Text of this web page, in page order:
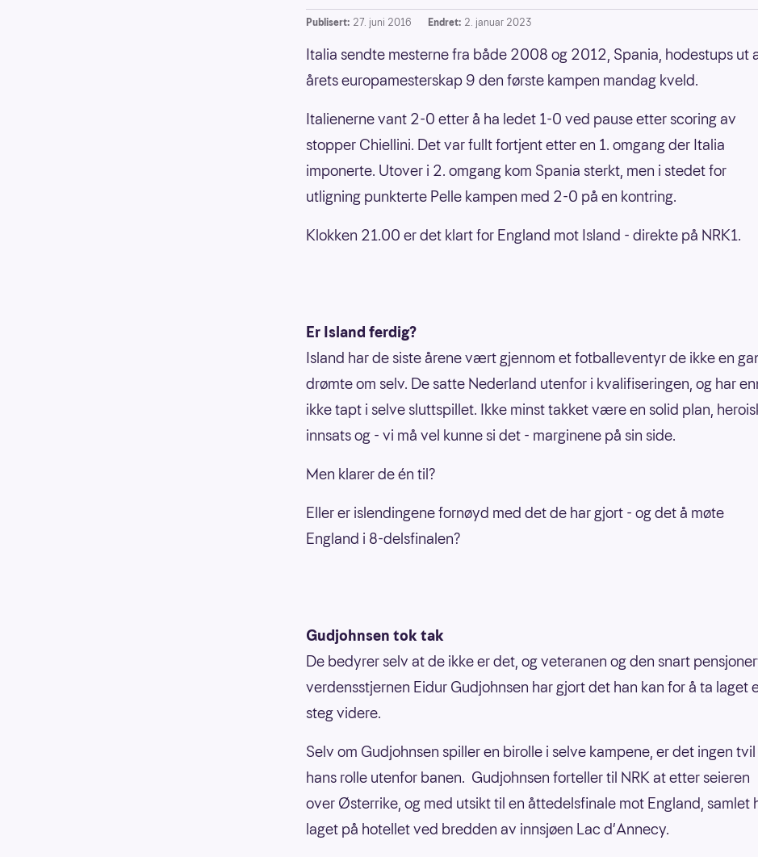
Publisert: 27. juni 2016 Endret: 2. januar 2023
Italia sendte mesterne fra både 2008 og 2012, Spania, hodestups ut
årets europamesterskap 9 den første kampen mandag kveld.
Italienerne vant 2-0 etter å ha ledet 1-0 ved pause etter scoring av
stopper Chiellini. Det var fullt fortjent etter en 1. omgang der Italia
imponerte. Utover i 2. omgang kom Spania sterkt, men i stedet for
utligning punkterte Pelle kampen med 2-0 på en kontring.
Klokken 21.00 er det klart for England mot Island - direkte på NRK1.
Er Island ferdig?
Island har de siste årene vært gjennom et fotballeventyr de ikke en
drømte om selv. De satte Nederland utenfor i kvalifiseringen, og har
ikke tapt i selve sluttspillet. Ikke minst takket være en solid plan,
innsats og - vi må vel kunne si det - marginene på sin side.
Men klarer de én til?
Eller er islendingene fornøyd med det de har gjort - og det å møte
England i 8-delsfinalen?
Gudjohnsen tok tak
De bedyrer selv at de ikke er det, og veteranen og den snart
verdensstjernen Eidur Gudjohnsen har gjort det han kan for å ta laget
steg videre.
Selv om Gudjohnsen spiller en birolle i selve kampene, er det ingen
hans rolle utenfor banen. Gudjohnsen forteller til NRK at etter seieren
over Østerrike, og med utsikt til en åttedelsfinale mot England, samlet
laget på hotellet ved bredden av innsjøen Lac d’Annecy.